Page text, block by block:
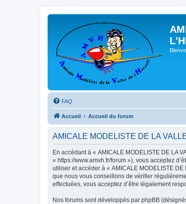
FAQ
Accueil Accueil du forum
AMICALE MODELISTE DE LA
En accédant à « AMICALE MODELISTE DE LA
« https://www.amvh.fr/forum »), vous acceptez
utiliser et accéder à « AMICALE MODELISTE
que nous vous conseillons de vérifier
effectuées, vous acceptez d’être légalement
Nos forums sont développés par phpBB